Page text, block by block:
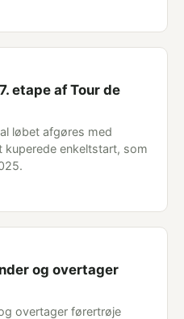
etape af Tour de
løbet afgøres med
kuperede enkeltstart, som
og overtager
overtager førertrøje